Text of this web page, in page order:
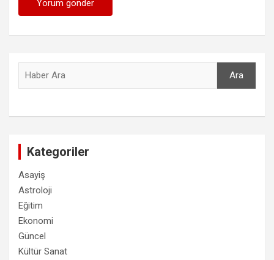
Ara
Kategoriler
Asayiş
Astroloji
Eğitim
Ekonomi
Güncel
Kültür Sanat